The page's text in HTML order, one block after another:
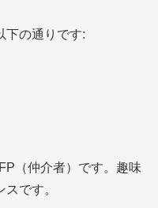
下の通りです:
（仲介者）です。趣味
です。